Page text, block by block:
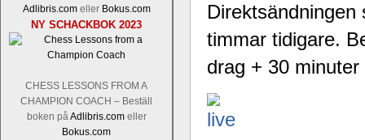
Adlibris.comeller Bokus.com
NY SCHACKBOK 2023
CHESS LESSONS FROM A
CHAMPION COACH – Beställ
boken påAdlibris.comeller
Bokus.com
timmar tidigare.
drag + 30